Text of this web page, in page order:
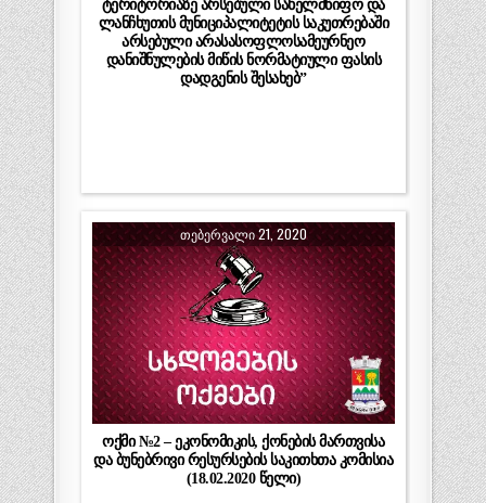
ტერიტორიაზე არსებული სახელმწიფო და
ლანჩხუთის მუნიციპალიტეტის საკუთრებაში
არსებული არასასოფლოსამეურნეო
დანიშნულების მიწის ნორმატიული ფასის
დადგენის შესახებ”
ᲗᲔᲑᲔᲠᲕᲐᲚᲘ 21, 2020
ოქმი №2 – ეკონომიკის, ქონების მართვისა
და ბუნებრივი რესურსების საკითხთა კომისია
(18.02.2020 წელი)